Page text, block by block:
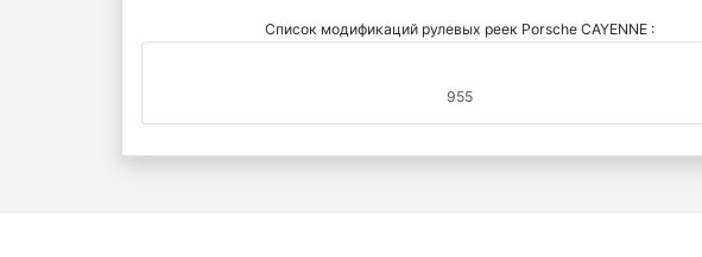
Список модификаций рулевых реек Porsche CAYENNE :
955